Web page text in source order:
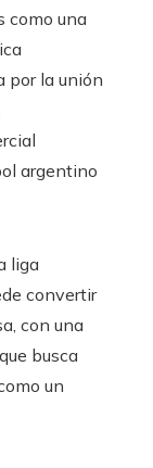
como una
por la unión
argentino
liga
convertir
con una
busca
un